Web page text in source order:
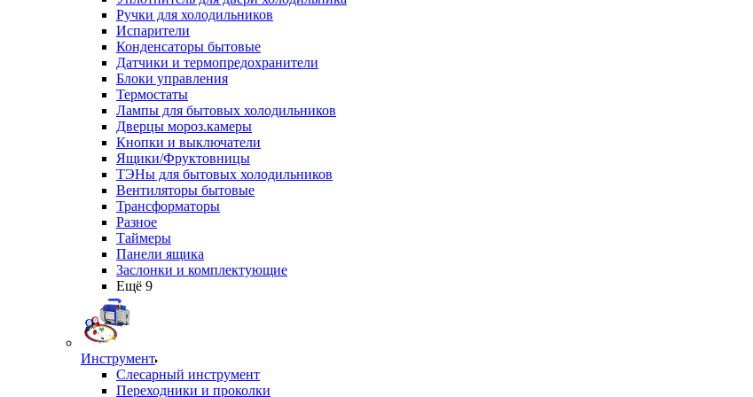
Ручки для холодильников
Испарители
Конденсаторы бытовые
Датчики и термопредохранители
Блоки управления
Термостаты
Лампы для бытовых холодильников
Дверцы мороз.камеры
Кнопки и выключатели
Ящики/Фруктовницы
ТЭНы для бытовых холодильников
Вентиляторы бытовые
Трансформаторы
Разное
Таймеры
Панели ящика
Заслонки и комплектующие
Ещё 9
Инструмент
Слесарный инструмент
Переходники и проколки